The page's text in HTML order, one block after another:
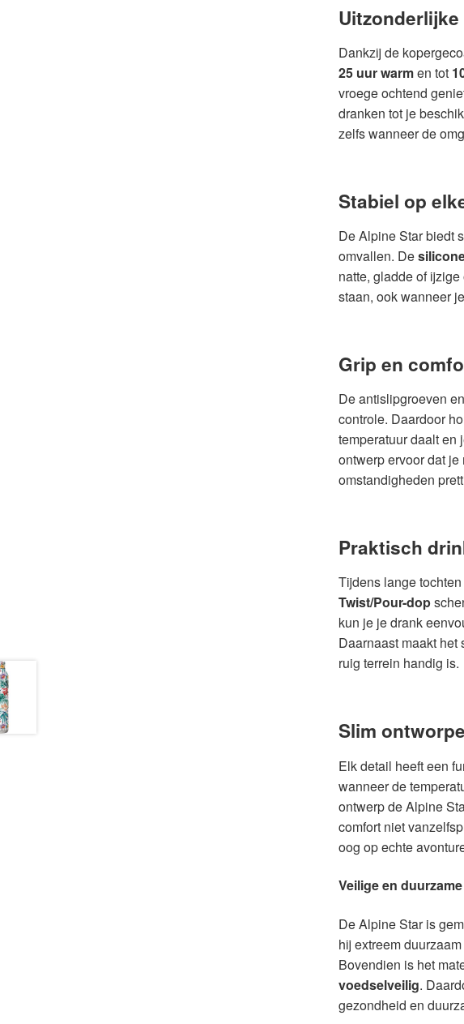
Dankzij de
25 uur warmen tot
vroege ochtend
dranken tot je
zelfs wanneer de
Stabiel op
De Alpine Star biedt
omvallen. De
natte, gladde of
staan, ook wanneer
Grip en
De antislipgroeven
controle. Daardoor
temperatuur daalt en
ontwerp ervoor dat
omstandigheden
Praktisch
Tijdens lange
Twist/Pour-dop
kun je je drank
Daarnaast maakt het
ruig terrein handig is.
Slim
Elk detail heeft een
wanneer de
ontwerp de Alpine
comfort niet
oog op echte
Veilige en
De Alpine Star is
hij extreem
Bovendien is het
voedselveilig.
gezondheid en